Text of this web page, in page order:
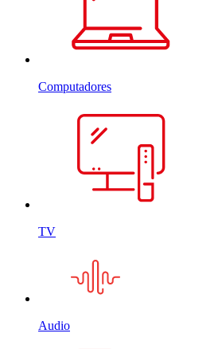
Computadores
TV
Audio